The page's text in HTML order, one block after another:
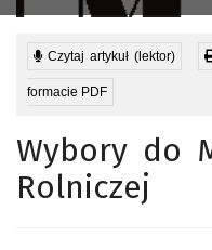
Czytaj artykuł (lektor)
formacie PDF
Wybory do
Rolniczej